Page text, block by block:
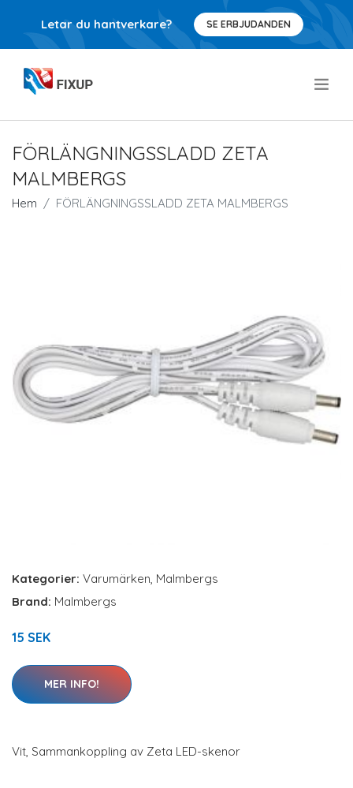
Letar du hantverkare? SE ERBJUDANDEN
FÖRLÄNGNINGSSLADD ZETA
MALMBERGS
Hem FÖRLÄNGNINGSSLADD ZETA MALMBERGS
Kategorier: Varumärken, Malmbergs
Brand: Malmbergs
15 SEK
MER INFO!
Vit, Sammankoppling av Zeta LED-skenor